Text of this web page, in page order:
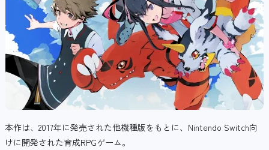
本作は、2017年に発売された他機種版をもとに、Nintendo Switch向
けに開発された育成RPGゲーム。